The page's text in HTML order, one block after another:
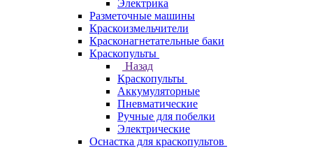
Электрика
Разметочные машины
Краскоизмельчители
Красконагнетательные баки
Краскопульты
Назад
Краскопульты
Аккумуляторные
Пневматические
Ручные для побелки
Электрические
Оснастка для краскопультов